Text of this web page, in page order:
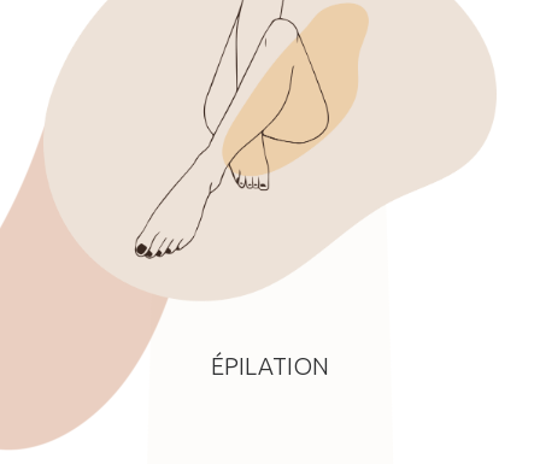
ÉPILATION